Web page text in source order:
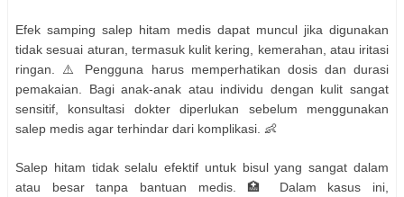
Efek samping salep hitam medis dapat muncul jika digunakan
tidak sesuai aturan, termasuk kulit kering, kemerahan, atau iritasi
ringan. ⚠️ Pengguna harus memperhatikan dosis dan durasi
pemakaian. Bagi anak-anak atau individu dengan kulit sangat
sensitif, konsultasi dokter diperlukan sebelum menggunakan
salep medis agar terhindar dari komplikasi. 👶
Salep hitam tidak selalu efektif untuk bisul yang sangat dalam
atau besar tanpa bantuan medis. 🏥 Dalam kasus ini,